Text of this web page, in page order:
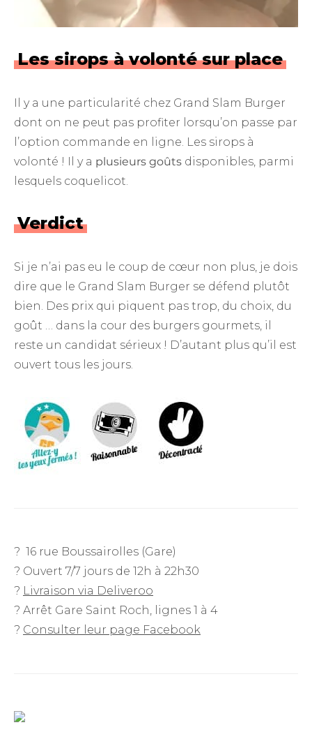
Les sirops à volonté sur place
Il y a une particularité chez Grand Slam Burger
dont on ne peut pas profiter lorsqu’on passe par
l’option commande en ligne. Les sirops à
volonté ! Il y a plusieurs goûts disponibles, parmi
lesquels coquelicot.
Verdict
Si je n’ai pas eu le coup de cœur non plus, je dois
dire que le Grand Slam Burger se défend plutôt
bien. Des prix qui piquent pas trop, du choix, du
goût … dans la cour des burgers gourmets, il
reste un candidat sérieux ! D’autant plus qu’il est
ouvert tous les jours.
? 16 rue Boussairolles (Gare)
? Ouvert 7/7 jours de 12h à 22h30
? Livraison via Deliveroo
? Arrêt Gare Saint Roch, lignes 1 à 4
? Consulter leur page Facebook